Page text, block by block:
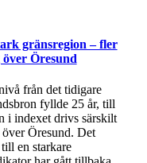
gränsregion – fler
Öresund
från det tidigare
fyllde 25 år, till
i indexet drivs särskilt
Öresund. Det
en starkare